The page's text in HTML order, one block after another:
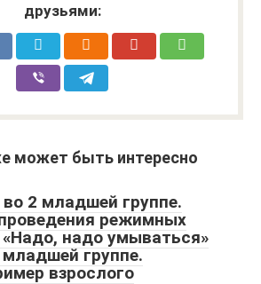
друзьями:
может быть интересно
2 младшей группе.
режимных
надо умываться»
группе.
взрослого